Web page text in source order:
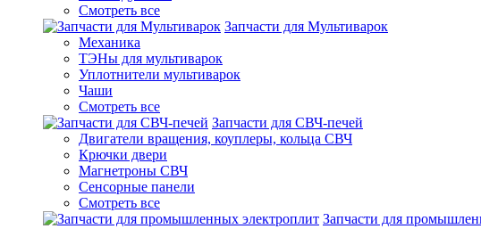
Смотреть все
Запчасти для Мультиварок
Механика
ТЭНы для мультиварок
Уплотнители мультиварок
Чаши
Смотреть все
Запчасти для СВЧ-печей
Двигатели вращения, коуплеры, кольца СВЧ
Крючки двери
Магнетроны СВЧ
Сенсорные панели
Смотреть все
Запчасти для